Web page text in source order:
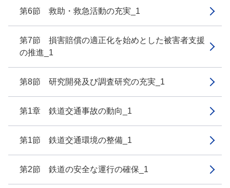
第6節 救助・救急活動の充実_1
第7節 損害賠償の適正化を始めとした被害者支援
の推進_1
第8節 研究開発及び調査研究の充実_1
第1章 鉄道交通事故の動向_1
第1節 鉄道交通環境の整備_1
第2節 鉄道の安全な運行の確保_1